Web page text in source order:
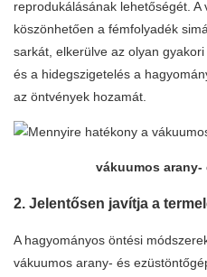
reprodukálásának lehetőségét. A
köszönhetően a fémfolyadék
sarkát, elkerülve az olyan
és a hidegszigetelés a
az öntvények hozamát.
vákuumos
2. Jelentősen javítja a
A hagyományos öntési
vákuumos arany- és